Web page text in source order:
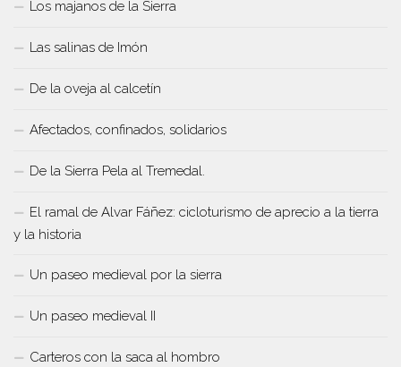
Los majanos de la Sierra
Las salinas de Imón
De la oveja al calcetín
Afectados, confinados, solidarios
De la Sierra Pela al Tremedal.
El ramal de Alvar Fáñez: cicloturismo de aprecio a la tierra
y la historia
Un paseo medieval por la sierra
Un paseo medieval II
Carteros con la saca al hombro